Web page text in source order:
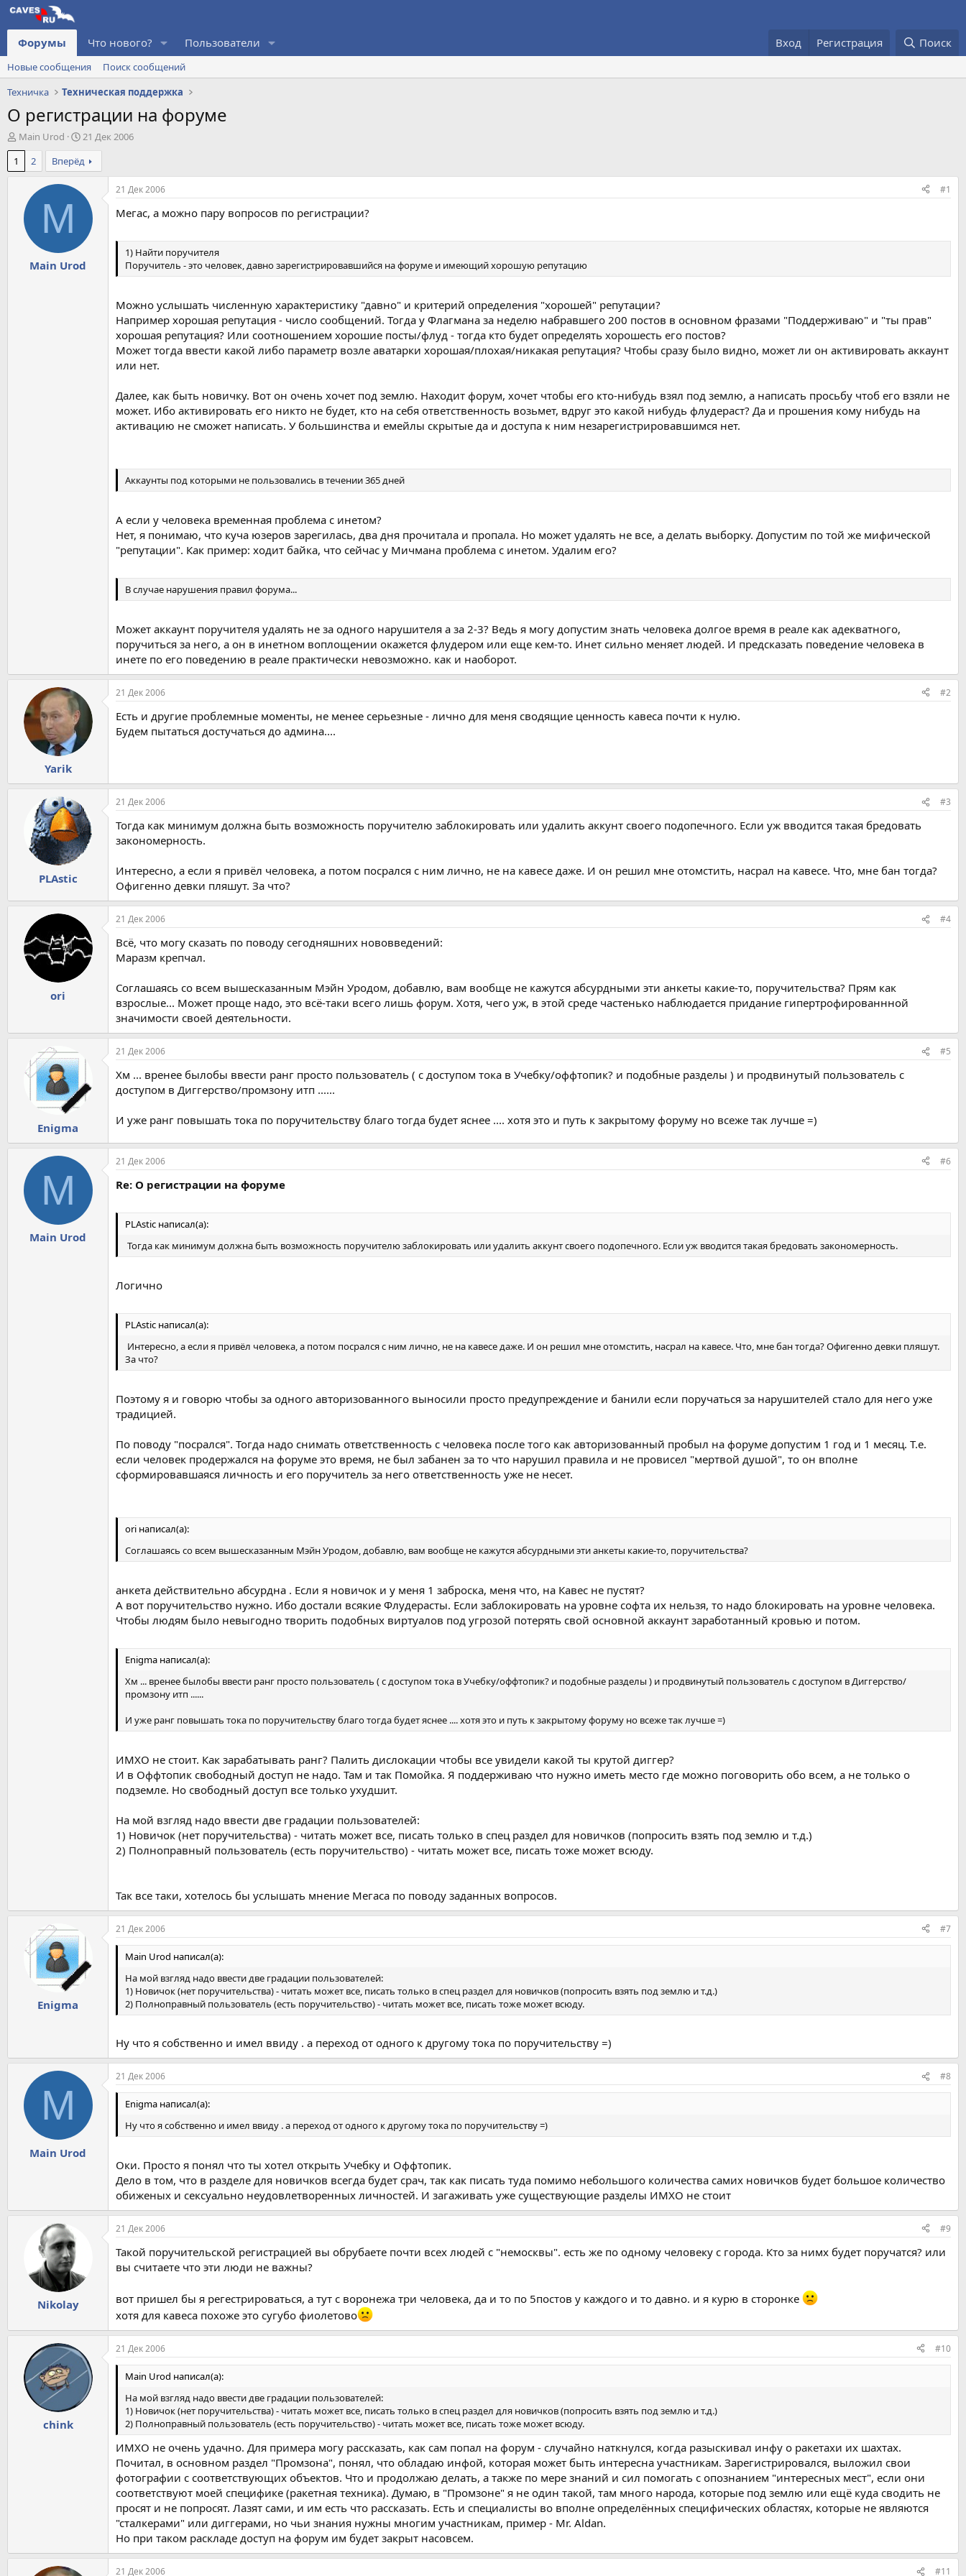
Форумы Что нового? Пользователи Вход Регистрация Поиск
Новые сообщения
Поиск сообщений
Техничка
Техническая поддержка
О регистрации на форуме
А
в
о
м
Main Urod
Д
т
а
а
л
21 Дек 2006
1
2 Вперёд
M
Main Urod
21 Дек 2006 #1
Мегас, а можно пару вопросов по регистрации?
1) Найти поручителя
Поручитель - это человек, давно зарегистрировавшийся на форуме и имеющий хорошую репутацию
Можно услышать численную характеристику "давно" и критерий определения "хорошей" репутации?
Например хорошая репутация - число сообщений. Тогда у Флагмана за неделю набравшего 200 постов в основном фразами "Поддерживаю" и "ты прав"
хорошая репутация? Или соотношением хорошие посты/флуд - тогда кто будет определять хорошесть его постов?
Может тогда ввести какой либо параметр возле аватарки хорошая/плохая/никакая репутация? Чтобы сразу было видно, может ли он активировать аккаунт
или нет.
Далее, как быть новичку. Вот он очень хочет под землю. Находит форум, хочет чтобы его кто-нибудь взял под землю, а написать просьбу чтоб его взяли не
может. Ибо активировать его никто не будет, кто на себя ответственность возьмет, вдруг это какой нибудь флудераст? Да и прошения кому нибудь на
активацию не сможет написать. У большинства и емейлы скрытые да и доступа к ним незарегистрировавшимся нет.
Аккаунты под которыми не пользовались в течении 365 дней
А если у человека временная проблема с инетом?
Нет, я понимаю, что куча юзеров зарегилась, два дня прочитала и пропала. Но может удалять не все, а делать выборку. Допустим по той же мифической
"репутации". Как пример: ходит байка, что сейчас у Мичмана проблема с инетом. Удалим его?
В случае нарушения правил форума...
Может аккаунт поручителя удалять не за одного нарушителя а за 2-3? Ведь я могу допустим знать человека долгое время в реале как адекватного,
поручиться за него, а он в инетном воплощении окажется флудером или еще кем-то. Инет сильно меняет людей. И предсказать поведение человека в
инете по его поведению в реале практически невозможно. как и наоборот.
Yarik
21 Дек 2006 #2
Есть и другие проблемные моменты, не менее серьезные - лично для меня сводящие ценность кавеса почти к нулю.
Будем пытаться достучаться до админа....
PLAstic
21 Дек 2006 #3
Тогда как минимум должна быть возможность поручителю заблокировать или удалить аккунт своего подопечного. Если уж вводится такая бредовать
закономерность.
Интересно, а если я привёл человека, а потом посрался с ним лично, не на кавесе даже. И он решил мне отомстить, насрал на кавесе. Что, мне бан тогда?
Офигенно девки пляшут. За что?
ori
21 Дек 2006 #4
Всё, что могу сказать по поводу сегодняшних нововведений:
Маразм крепчал.
Соглашаясь со всем вышесказанным Мэйн Уродом, добавлю, вам вообще не кажутся абсурдными эти анкеты какие-то, поручительства? Прям как
взрослые... Может проще надо, это всё-таки всего лишь форум. Хотя, чего уж, в этой среде частенько наблюдается придание гипертрофированнной
значимости своей деятельности.
Enigma
21 Дек 2006 #5
Хм ... вренее былобы ввести ранг просто пользователь ( с доступом тока в Учебку/оффтопик? и подобные разделы ) и продвинутый пользователь с
доступом в Диггерство/промзону итп ......
И уже ранг повышать тока по поручительству благо тогда будет яснее .... хотя это и путь к закрытому форуму но всеже так лучше =)
M
Main Urod
21 Дек 2006 #6
Re: О регистрации на форуме
PLAstic написал(а):
Тогда как минимум должна быть возможность поручителю заблокировать или удалить аккунт своего подопечного. Если уж вводится такая бредовать закономерность.
Логично
PLAstic написал(а):
Интересно, а если я привёл человека, а потом посрался с ним лично, не на кавесе даже. И он решил мне отомстить, насрал на кавесе. Что, мне бан тогда? Офигенно девки пляшут.
За что?
Поэтому я и говорю чтобы за одного авторизованного выносили просто предупреждение и банили если поручаться за нарушителей стало для него уже
традицией.
По поводу "посрался". Тогда надо снимать ответственность с человека после того как авторизованный пробыл на форуме допустим 1 год и 1 месяц. Т.е.
если человек продержался на форуме это время, не был забанен за то что нарушил правила и не провисел "мертвой душой", то он вполне
сформировавшаяся личность и его поручитель за него ответственность уже не несет.
ori написал(а):
Соглашаясь со всем вышесказанным Мэйн Уродом, добавлю, вам вообще не кажутся абсурдными эти анкеты какие-то, поручительства?
анкета действительно абсурдна . Если я новичок и у меня 1 заброска, меня что, на Кавес не пустят?
А вот поручительство нужно. Ибо достали всякие Флудерасты. Если заблокировать на уровне софта их нельзя, то надо блокировать на уровне человека.
Чтобы людям было невыгодно творить подобных виртуалов под угрозой потерять свой основной аккаунт заработанный кровью и потом.
Enigma написал(а):
Хм ... вренее былобы ввести ранг просто пользователь ( с доступом тока в Учебку/оффтопик? и подобные разделы ) и продвинутый пользователь с доступом в Диггерство/
промзону итп ......
И уже ранг повышать тока по поручительству благо тогда будет яснее .... хотя это и путь к закрытому форуму но всеже так лучше =)
ИМХО не стоит. Как зарабатывать ранг? Палить дислокации чтобы все увидели какой ты крутой диггер?
И в Оффтопик свободный доступ не надо. Там и так Помойка. Я поддерживаю что нужно иметь место где можно поговорить обо всем, а не только о
подземле. Но свободный доступ все только ухудшит.
На мой взгляд надо ввести две градации пользователей:
1) Новичок (нет поручительства) - читать может все, писать только в спец раздел для новичков (попросить взять под землю и т.д.)
2) Полноправный пользователь (есть поручительство) - читать может все, писать тоже может всюду.
Так все таки, хотелось бы услышать мнение Мегаса по поводу заданных вопросов.
Enigma
21 Дек 2006 #7
Main Urod написал(а):
На мой взгляд надо ввести две градации пользователей:
1) Новичок (нет поручительства) - читать может все, писать только в спец раздел для новичков (попросить взять под землю и т.д.)
2) Полноправный пользователь (есть поручительство) - читать может все, писать тоже может всюду.
Ну что я собственно и имел ввиду . а переход от одного к другому тока по поручительству =)
M
Main Urod
21 Дек 2006 #8
Enigma написал(а):
Ну что я собственно и имел ввиду . а переход от одного к другому тока по поручительству =)
Оки. Просто я понял что ты хотел открыть Учебку и Оффтопик.
Дело в том, что в разделе для новичков всегда будет срач, так как писать туда помимо небольшого количества самих новичков будет большое количество
обиженых и сексуально неудовлетворенных личностей. И загаживать уже существующие разделы ИМХО не стоит
Nikolay
21 Дек 2006 #9
Такой поручительской регистрацией вы обрубаете почти всех людей с "немосквы". есть же по одному человеку с города. Кто за нимх будет поручатся? или
вы считаете что эти люди не важны?
вот пришел бы я регестрироваться, а тут с воронежа три человека, да и то по 5постов у каждого и то давно. и я курю в сторонке
хотя для кавеса похоже это сугубо фиолетово
chink
21 Дек 2006 #10
Main Urod написал(а):
На мой взгляд надо ввести две градации пользователей:
1) Новичок (нет поручительства) - читать может все, писать только в спец раздел для новичков (попросить взять под землю и т.д.)
2) Полноправный пользователь (есть поручительство) - читать может все, писать тоже может всюду.
ИМХО не очень удачно. Для примера могу рассказать, как сам попал на форум - случайно наткнулся, когда разыскивал инфу о ракетахи их шахтах.
Почитал, в основном раздел "Промзона", понял, что обладаю инфой, которая может быть интересна участникам. Зарегистрировался, выложил свои
фотографии с соответствующих объектов. Что и продолжаю делать, а также по мере знаний и сил помогать с опознанием "интересных мест", если они
соответствуют моей специфике (ракетная техника). Думаю, в "Промзоне" я не один такой, там много народа, которые под землю или ещё куда сводить не
просят и не попросят. Лазят сами, и им есть что рассказать. Есть и специалисты во вполне определённых специфических областях, которые не являются
"сталкерами" или диггерами, но чьи знания нужны многим участникам, пример - Mr. Aldan.
Но при таком раскладе доступ на форум им будет закрыт насовсем.
21 Дек 2006 #11